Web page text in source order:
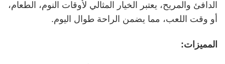
الدافئ والمريح، يعتبر الخيار المثالي لأوقات النوم، الطعام،
أو وقت اللعب، مما يضمن الراحة طوال اليوم.
المميزات: